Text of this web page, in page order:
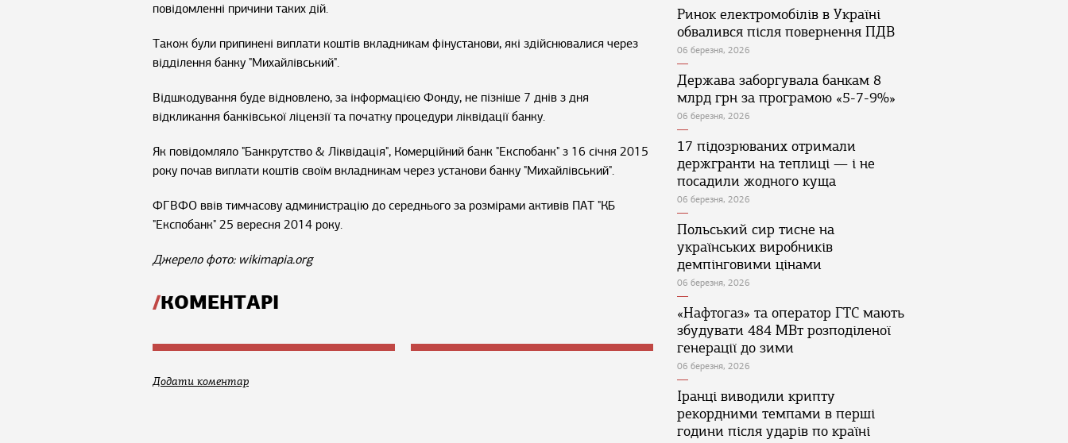
повідомленні причини таких дій.
Також були припинені виплати коштів вкладникам фінустанови, які здійснювалися через
відділення банку "Михайлівський".
Відшкодування буде відновлено, за інформацією Фонду, не пізніше 7 днів з дня
відкликання банківської ліцензії та початку процедури ліквідації банку.
Як повідомляло "Банкрутство & Ліквідація", Комерційний банк "Експобанк" з 16 січня 2015
року почав виплати коштів своїм вкладникам через установи банку "Михайлівський".
ФГВФО ввів тимчасову администрацію до середнього за розмірами активів ПАТ "КБ
"Експобанк" 25 вересня 2014 року.
Джерело фото: wikimapia.org
КОМЕНТАРІ
Додати коментар
Ринок електромобілів в Україні
обвалився після повернення ПДВ
06 березня, 2026
Держава заборгувала банкам 8
млрд грн за програмою «5-7-9%»
06 березня, 2026
17 підозрюваних отримали
держгранти на теплиці — і не
посадили жодного куща
06 березня, 2026
Польський сир тисне на
українських виробників
демпінговими цінами
06 березня, 2026
«Нафтогаз» та оператор ГТС мають
збудувати 484 МВт розподіленої
генерації до зими
06 березня, 2026
Іранці виводили крипту
рекордними темпами в перші
години після ударів по країні